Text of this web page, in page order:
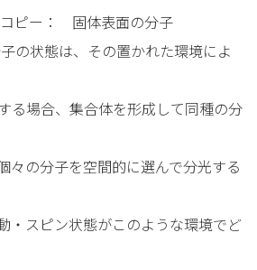
ピー： 固体表面の分子
の状態は、その置かれた環境によ
る場合、集合体を形成して同種の分
々の分子を空間的に選んで分光する
・スピン状態がこのような環境でど